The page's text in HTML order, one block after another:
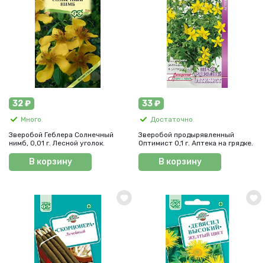
32 ₽
Много
Зверобой Геблера Солнечный
нимб, 0,01 г. Лесной уголок.
В корзину
33 ₽
Достаточно
Зверобой продырявленный
Оптимист 0,1 г. Аптека на грядке.
В корзину